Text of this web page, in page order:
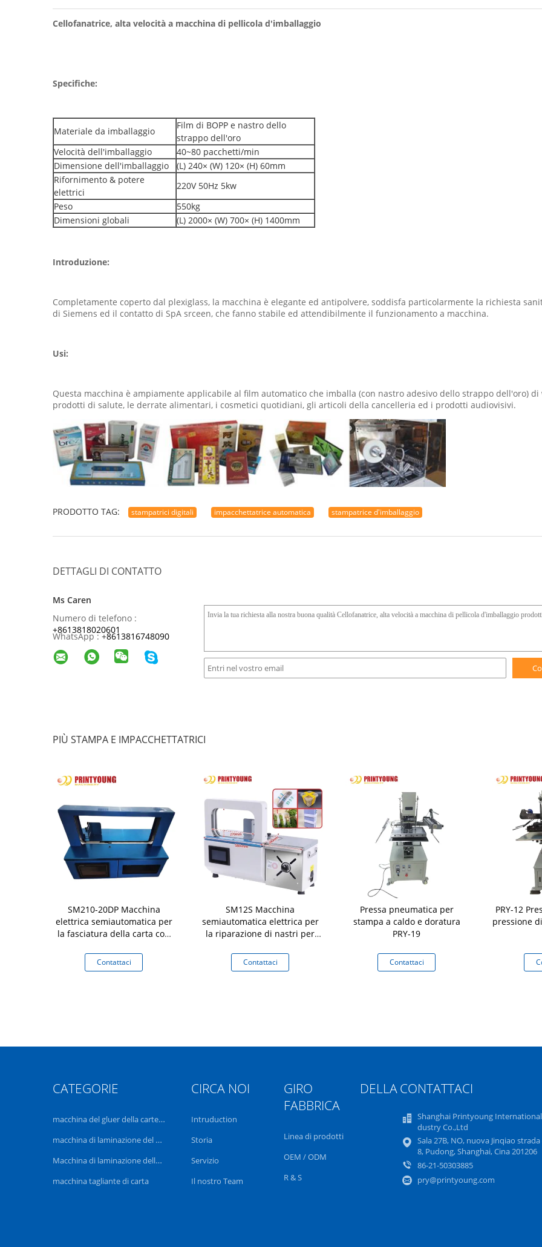
Cellofanatrice, alta velocità a macchina di pellicola d'imballaggio
Specifiche:
Materiale da imballaggio
Film di BOPP e nastro dello
strappo dell'oro
Velocità dell'imballaggio
40~80 pacchetti/min
Dimensione dell'imballaggio
(L) 240× (W) 120× (H) 60mm
Rifornimento & potere
elettrici
220V 50Hz 5kw
Peso
550kg
Dimensioni globali
(L) 2000× (W) 700× (H) 1400mm
Introduzione:
Completamente coperto dal plexiglass, la macchina è elegante ed antipolvere, soddisfa particolarmente la richiesta
di Siemens ed il contatto di SpA srceen, che fanno stabile ed attendibilmente il funzionamento a macchina.
Usi:
Questa macchina è ampiamente applicabile al film automatico che imballa (con nastro adesivo dello strappo dell'oro)
prodotti di salute, le derrate alimentari, i cosmetici quotidiani, gli articoli della cancelleria ed i prodotti audiovisivi.
PRODOTTO TAG: stampatrici digitali impacchettatrice automatica stampatrice d'imballaggio
DETTAGLI DI CONTATTO
Ms Caren
Numero di telefono :
+8613818020601
WhatsApp :+8613816748090
PIÙ STAMPA E IMPACCHETTATRICI
SM210-20DP Macchina
elettrica semiautomatica per
la fasciatura della carta con
da usare per tessili
Contattaci
SM12S Macchina
semiautomatica elettrica per
la riparazione di nastri per
scatola di cartone con lunga
durata
Contattaci
Pressa pneumatica per
stampa a caldo e doratura
PRY-19
Contattaci
PRY-12
pressione
CATEGORIE
macchina del gluer della cartella
macchina di laminazione del film
Macchina di laminazione della flauto
macchina tagliante di carta
CIRCA NOI
Intruduction
Storia
Servizio
Il nostro Team
GIRO DELLA
FABBRICA
Linea di prodotti
OEM / ODM
R & S
CONTATTACI
Shanghai Printyoung
dustry Co.,Ltd
Sala 27B, NO, nuova Jinqiao strada
8, Pudong, Shanghai, Cina 201206
86-21-50303885
pry@printyoung.com